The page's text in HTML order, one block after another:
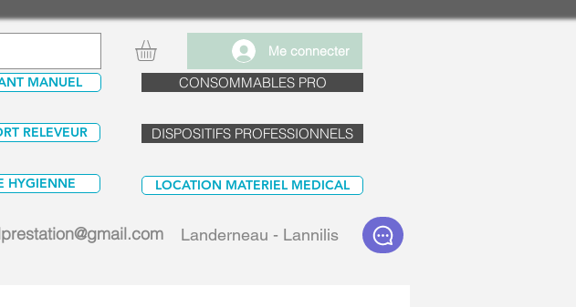
MANUEL
Me connecter
CONSOMMABLES PRO
RELEVEUR DISPOSITIFS PROFESSIONNELS
LOCATION MATERIEL MEDICAL
Landerneau - Lannilis
HYGIENNE